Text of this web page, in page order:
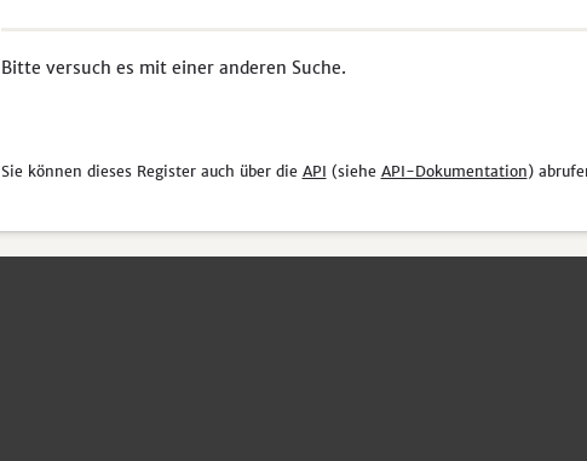
Bitte versuch es mit einer anderen Suche.
Sie können dieses Register auch über die API (siehe API-Dokumentation)